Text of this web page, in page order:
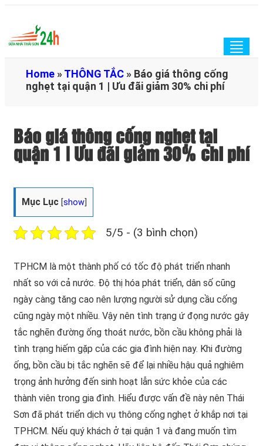
Home »THÔNG TẮC » Báo giá thông cống
nghẹt tại quận 1 | Ưu đãi giảm 30% chi phí
Báo giá thông cống nghẹt tại
quận 1 | Ưu đãi giảm 30% chi phí
Mục Lục [show
5/5 - (3 bình chọn)
TPHCM là một thành phố có tốc độ phát triển nhanh
nhất so với cả nước. Độ thị hóa phát triển, dân số cũng
ngày càng tăng cao nên lượng người sử dụng cầu cống
cũng ngày một nhiều. Vậy nên tình trạng ứ đọng nước gây
tắc nghẽn đường ống thoát nước, bồn cầu không phải là
tình trạng hiếm gặp của các gia đình hiện nay. Khi đường
ống, bồn cầu bị tắc nghẽn sẽ để lại nhiều hậu quả nghiêm
trọng ảnh hưởng đến sinh hoạt lẫn sức khỏe của các
thành viên trong gia đình. Hiểu được vấn đề này nên Thái
Sơn đã phát triển dịch vụ thông cống nghẹt ở khắp nơi tại
TPHCM. Nếu quý khách ở tại quận 1 và đang muốn tìm